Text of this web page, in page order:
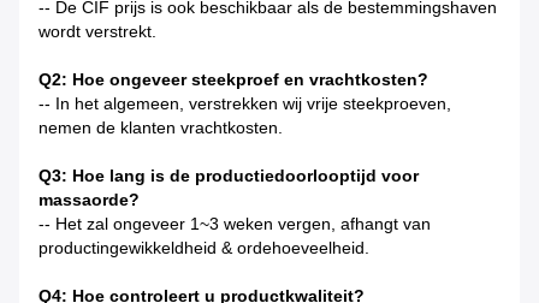
-- De CIF prijs is ook beschikbaar als de bestemmingshaven
wordt verstrekt.
Q2: Hoe ongeveer steekproef en vrachtkosten?
-- In het algemeen, verstrekken wij vrije steekproeven,
nemen de klanten vrachtkosten.
Q3: Hoe lang is de productiedoorlooptijd voor
massaorde?
-- Het zal ongeveer 1~3 weken vergen, afhangt van
productingewikkeldheid & ordehoeveelheid.
Q4: Hoe controleert u productkwaliteit?